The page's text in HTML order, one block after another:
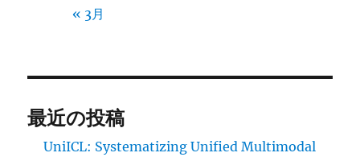
« 3月
最近の投稿
UniICL: Systematizing Unified Multimodal